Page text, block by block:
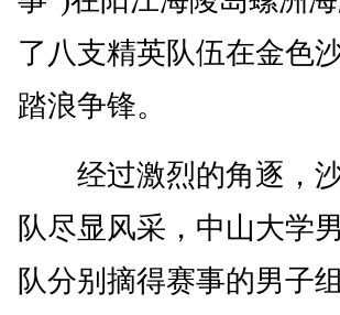
了八支精英队伍在金色
踏浪争锋。
经过激烈的角逐，沙
队尽显风采，中山大学
队分别摘得赛事的男子